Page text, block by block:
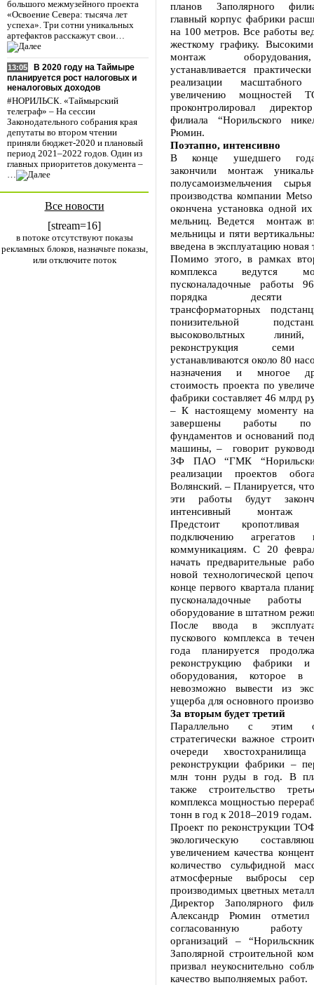
большого межмузейного проекта
«Освоение Севера: тысяча лет
успеха». Три сотни уникальных
артефактов расскажут свои…
13:05
В 2020 году на Таймыре
планируется рост налоговых и
неналоговых доходов
#НОРИЛЬСК. «Таймырский
телеграф» – На сессии
Законодательного собрания края
депутаты во втором чтении
приняли бюджет-2020 и плановый
период 2021–2022 годов. Один из
главных приоритетов документа –
…
Все новости
[stream=16]
в потоке отсутствуют показы
рекламных блоков, назначьте показы,
или отключите поток
планов Заполярного
главный корпус фабрики
на 100 метров. Все работы
жесткому графику.
монтаж
устанавливается
реализации
увеличению мощностей
проконтролировал
филиала “Норильского
Рюмин.
Поэтапно, интенсивно
В конце ушедшего года
закончили монтаж
полусамоизмельчения
производства компании
окончена установка одной
мельниц. Ведется монтаж
мельницы и пяти
введена в эксплуатацию новая
Помимо этого, в рамках
комплекса ведутся
пусконаладочные работы
порядка десяти
трансформаторных
понизительной
высоковольтных
реконструкция семи
устанавливаются около 80
назначения и многое
стоимость проекта по
фабрики составляет 46 млрд
– К настоящему моменту
завершены работы по
фундаментов и оснований
машины, – говорит
ЗФ ПАО “ГМК
реализации проектов
Волянский. – Планируется,
эти работы будут
интенсивный монтаж
Предстоит
подключению агрегатов
коммуникациям. С 20
начать предварительные
новой технологической
конце первого квартала
пусконаладочные
оборудование в штатном
После ввода в
пускового комплекса в
года планируется
реконструкцию фабрики
оборудования, которое в
невозможно вывести из
ущерба для основного
За вторым будет третий
Параллельно с этим
стратегически важное
очереди
реконструкции фабрики –
млн тонн руды в год. В
также строительство
комплекса мощностью
тонн в год к 2018–2019 годам.
Проект по реконструкции
экологическую
увеличением качества
количество сульфидной
атмосферные выбросы
производимых цветных
Директор Заполярного
Александр Рюмин
согласованную
организаций –
Заполярной строительной
призвал неукоснительно
качество выполняемых работ.